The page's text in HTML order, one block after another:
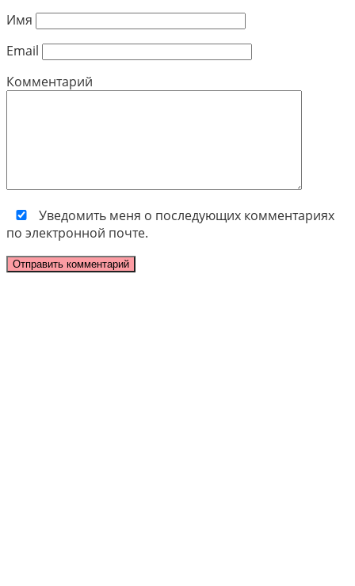
Имя
Email
Комментарий
Уведомить меня о последующих комментариях
по электронной почте.